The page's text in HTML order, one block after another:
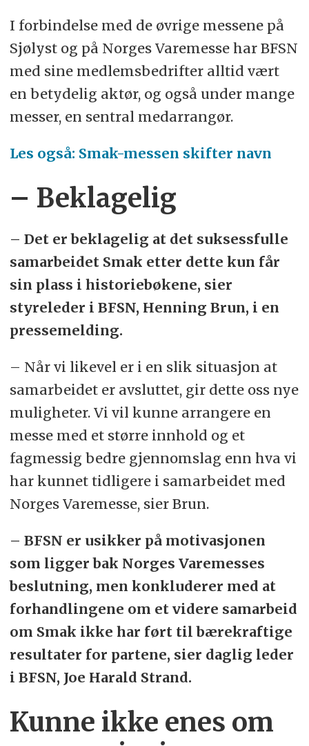
I forbindelse med de øvrige messene på
Sjølyst og på Norges Varemesse har BFSN
med sine medlemsbedrifter alltid vært
en betydelig aktør, og også under mange
messer, en sentral medarrangør.
Les også: Smak-messen skifter navn
– Beklagelig
– Det er beklagelig at det suksessfulle
samarbeidet Smak etter dette kun får
sin plass i historiebøkene, sier
styreleder i BFSN, Henning Brun, i en
pressemelding.
– Når vi likevel er i en slik situasjon at
samarbeidet er avsluttet, gir dette oss nye
muligheter. Vi vil kunne arrangere en
messe med et større innhold og et
fagmessig bedre gjennomslag enn hva vi
har kunnet tidligere i samarbeidet med
Norges Varemesse, sier Brun.
– BFSN er usikker på motivasjonen
som ligger bak Norges Varemesses
beslutning, men konkluderer med at
forhandlingene om et videre samarbeid
om Smak ikke har ført til bærekraftige
resultater for partene, sier daglig leder
i BFSN, Joe Harald Strand.
Kunne ikke enes om